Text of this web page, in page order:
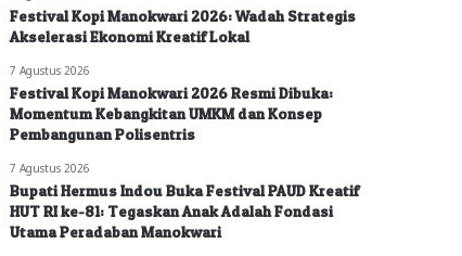
Festival Kopi Manokwari 2026: Wadah Strategis
Akselerasi Ekonomi Kreatif Lokal
7 Agustus 2026
Festival Kopi Manokwari 2026 Resmi Dibuka:
Momentum Kebangkitan UMKM dan Konsep
Pembangunan Polisentris
7 Agustus 2026
Bupati Hermus Indou Buka Festival PAUD Kreatif
HUT RI ke-81: Tegaskan Anak Adalah Fondasi
Utama Peradaban Manokwari